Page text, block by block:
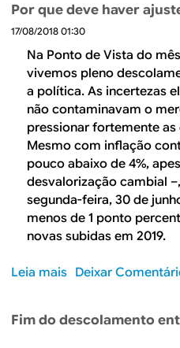
i
s
o
s
t
o
p
r
e
v
i
d
e
n
c
i
n
r
e
C
o
r
r
i
d
a
d
e
g
a
a
Por que deve haver
17/08/2018 01:30
Na Ponto de Vista do
vivemos pleno
a política. As incertezas
não contaminavam o
pressionar fortemente
Mesmo com inflação
pouco abaixo de 4%,
desvalorização cambial
segunda-feira, 30 de
menos de 1 ponto
novas subidas em 2019.
Leia mais
r
Deixar
Fim do descolamento